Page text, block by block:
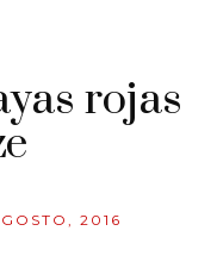
rojas
2016